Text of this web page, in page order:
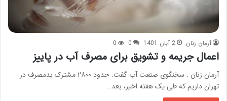
آرمان زنان 2 آبان 1401 0
0
اعمال جریمه و تشویق برای مصرف آب در پاییز
آرمان زنان : سخنگوی صنعت آب گفت: حدود ۲۸۰۰ مشترک بدمصرف در
تهران داریم که طی یک هفته اخیر، بعد…